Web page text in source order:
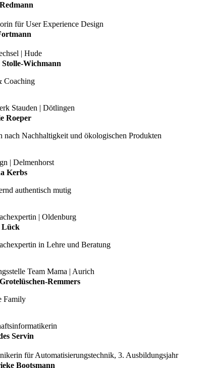
für User Experience Design
| Hude
Stolle-Wichmann
Coaching
Stauden | Dötlingen
Roeper
nach Nachhaltigkeit und ökologischen Produkten
| Delmenhorst
Kerbs
authentisch mutig
| Oldenburg
Lück
in Lehre und Beratung
Team Mama | Aurich
Remmers
Family
Servin
für Automatisierungstechnik, 3. Ausbildungsjahr
Bootsmann